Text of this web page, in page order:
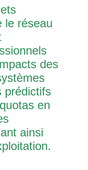
le réseau
des
prédictifs
en
ainsi